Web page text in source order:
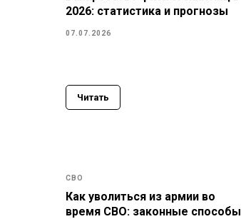
2026: статистика и прогнозы
07.07.2026
Читать
СВО
Как уволиться из армии во
время СВО: законные способы